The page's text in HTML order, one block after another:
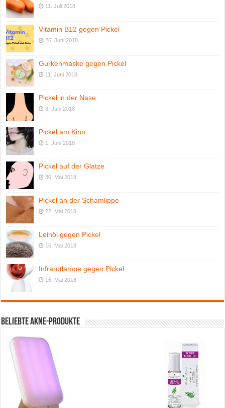
11. Juli 2018
Vitamin B12 gegen Pickel
26. Juni 2018
Gurkenmaske gegen Pickel
11. Juni 2018
Pickel in der Nase
8. Juni 2018
Pickel am Kinn
1. Juni 2018
Pickel auf der Glatze
30. Mai 2018
Pickel an der Schamlippe
22. Mai 2018
Leinöl gegen Pickel
16. Mai 2018
Infrarotlampe gegen Pickel
16. Mai 2018
Beliebte Akne-Produkte